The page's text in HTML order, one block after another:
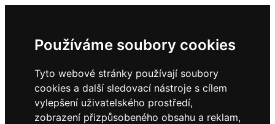
Používáme soubory cookies
Tyto webové stránky používají soubory
cookies a další sledovací nástroje s cílem
vylepšení uživatelského prostředí,
zobrazení přizpůsobeného obsahu a reklam,